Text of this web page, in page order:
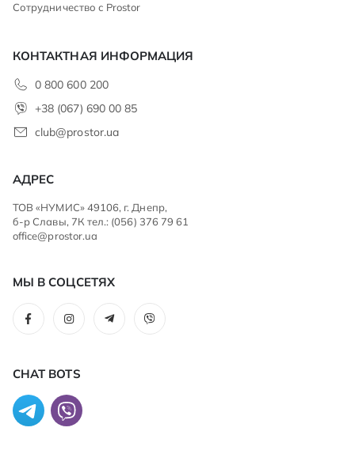
Сотрудничество с Prostor
КОНТАКТНАЯ ИНФОРМАЦИЯ
0 800 600 200
+38 (067) 690 00 85
club@prostor.ua
АДРЕС
ТОВ «НУМИС» 49106, г. Днепр,
б-р Славы, 7К тел.: (056) 376 79 61
office@prostor.ua
МЫ В СОЦСЕТЯХ
CHAT BOTS